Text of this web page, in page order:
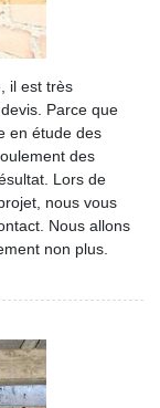
il est très
Parce que
en étude des
des
Lors de
nous vous
Nous allons
non plus.